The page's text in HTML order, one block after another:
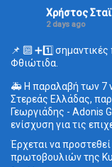
Χρήστος
2 days ago
📌 🔟 ➕1️⃣
Φθιώτιδα.
🚑 Η παραλαβή των 7
Στερεάς Ελλάδας,
Γεωργιάδης - Adonis
ενίσχυση για τις
Έρχεται να
πρωτοβουλιών της